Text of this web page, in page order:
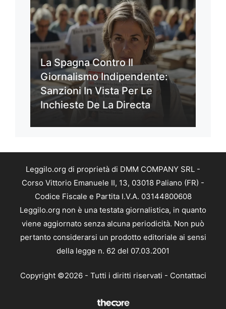
La Spagna Contro Il
Giornalismo Indipendente:
Sanzioni In Vista Per Le
Inchieste De La Directa
Leggilo.org di proprietà di DMM COMPANY SRL -
Corso Vittorio Emanuele II, 13, 03018 Paliano (FR) -
Codice Fiscale e Partita I.V.A. 03144800608
Leggilo.org non è una testata giornalistica, in quanto
viene aggiornato senza alcuna periodicità. Non può
pertanto considerarsi un prodotto editoriale ai sensi
della legge n. 62 del 07.03.2001
Copyright ©2026 - Tutti i diritti riservati - Contattaci